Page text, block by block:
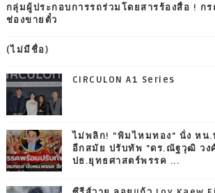
กลุ่มผู้ประกอบการรถร่วมโดยสารร้องสื่อ ! ก
ช่องขายตั๋ว
(ไม่มีชื่อ)
CIRCULON A1 Series
ไม่พลิก! "พิมไหมทอง" นั่ง หน
อีกสมัย ปรับทัพ "ดร.ณัฐวุฒิ วง
ปธ.ยุทธศาสตร์พรรค ...